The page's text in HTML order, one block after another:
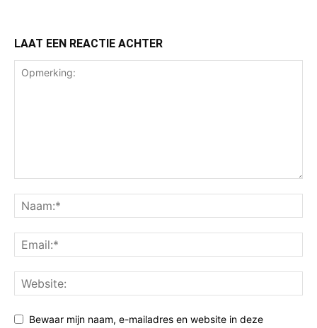
LAAT EEN REACTIE ACHTER
Bewaar mijn naam, e-mailadres en website in deze